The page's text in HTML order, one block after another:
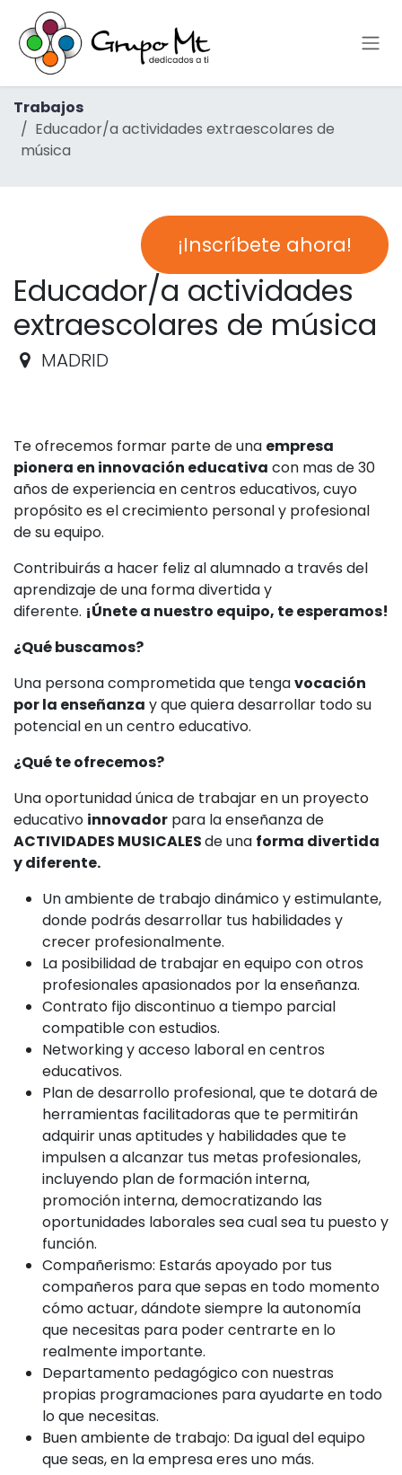
Ir al contenido
Trabajos
Educador/a actividades extraescolares de
música
¡Inscríbete ahora!
Educador/a actividades
extraescolares de música
MADRID
Te ofrecemos formar parte de una empresa
pionera en innovación educativa con mas de 30
años de experiencia en centros educativos, cuyo
propósito es el crecimiento personal y profesional
de su equipo.
Contribuirás a hacer feliz al alumnado a través del
aprendizaje de una forma divertida y
diferente. ¡Únete a nuestro equipo, te esperamos!
¿Qué buscamos?
Una persona comprometida que tengavocación
por la enseñanza y que quiera desarrollar todo su
potencial en un centro educativo.
¿Qué te ofrecemos?
Una oportunidad única de trabajar en un proyecto
educativo innovador para la enseñanza de
ACTIVIDADES MUSICALESde una forma divertida
y diferente.
Un ambiente de trabajo dinámico y estimulante,
donde podrás desarrollar tus habilidades y
crecer profesionalmente.
La posibilidad de trabajar en equipo con otros
profesionales apasionados por la enseñanza.
Contrato fijo discontinuo a tiempo parcial
compatible con estudios.
Networking y acceso laboral en centros
educativos.
Plan de desarrollo profesional, que te dotará de
herramientas facilitadoras que te permitirán
adquirir unas aptitudes y habilidades que te
impulsen a alcanzar tus metas profesionales,
incluyendo plan de formación interna,
promoción interna, democratizando las
oportunidades laborales sea cual sea tu puesto y
función.
Compañerismo: Estarás apoyado por tus
compañeros para que sepas en todo momento
cómo actuar, dándote siempre la autonomía
que necesitas para poder centrarte en lo
realmente importante.
Departamento pedagógico con nuestras
propias programaciones para ayudarte en todo
lo que necesitas.
Buen ambiente de trabajo: Da igual del equipo
que seas, en la empresa eres uno más.